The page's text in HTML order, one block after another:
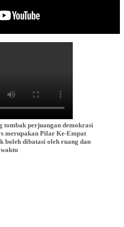
tombak perjuangan demokrasi
merupakan Pilar Ke-Empat
boleh dibatasi oleh ruang dan
waktu